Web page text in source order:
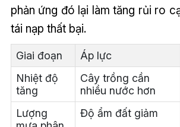
phản ứng đó lại làm tăng rủi ro
tái nạp thất bại.
Giai đoạn Áp lực
Nhiệt độ
tăng
Cây trồng cần
nhiều nước hơn
Lượng
Độ ẩm đất giảm